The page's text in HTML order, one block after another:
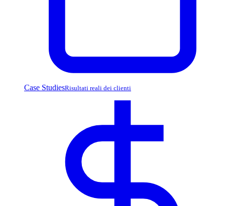
Case StudiesRisultati reali dei clienti